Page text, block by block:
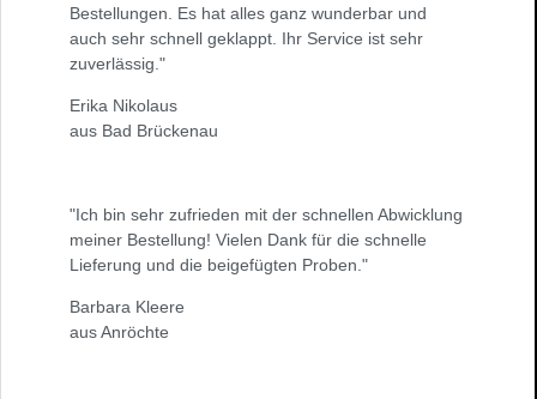
Bestellungen. Es hat alles ganz wunderbar und
auch sehr schnell geklappt. Ihr Service ist sehr
zuverlässig."
Erika Nikolaus
aus Bad Brückenau
"Ich bin sehr zufrieden mit der schnellen Abwicklung
meiner Bestellung! Vielen Dank für die schnelle
Lieferung und die beigefügten Proben."
Barbara Kleere
aus Anröchte